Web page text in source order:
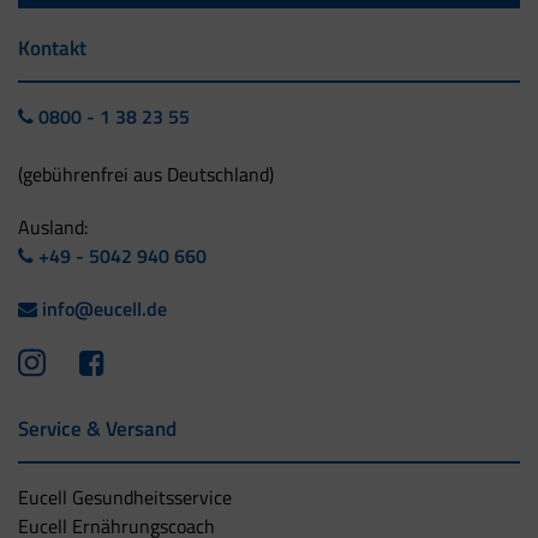
Kontakt
0800 - 1 38 23 55
(gebührenfrei aus Deutschland)
Ausland:
+49 - 5042 940 660
info@eucell.de
Service & Versand
Eucell Gesundheitsservice
Eucell Ernährungscoach